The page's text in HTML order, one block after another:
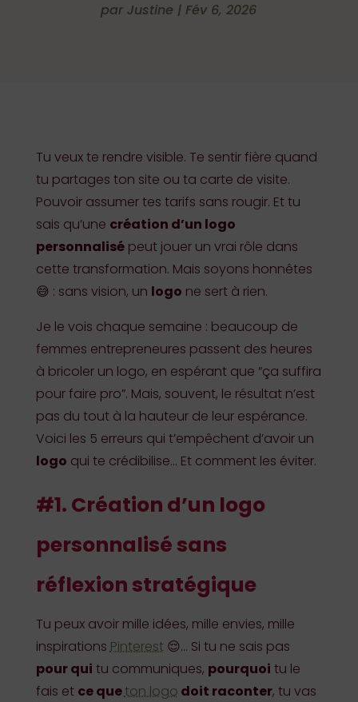
parJustine |Fév 6, 2026
Tu veux te rendre visible. Te sentir fière quand
tu partages ton site ou ta carte de visite.
Pouvoir assumer tes tarifs sans rougir. Et tu
sais qu’une création d’un logo
personnalisépeut jouer un vrai rôle dans
cette transformation. Mais soyons honnêtes
😅 : sans vision, un logo ne sert à rien.
Je le vois chaque semaine : beaucoup de
femmes entrepreneures passent des heures
à bricoler un logo, en espérant que “ça suffira
pour faire pro”. Mais, souvent, le résultat n’est
pas du tout à la hauteur de leur espérance.
Voici les 5 erreurs qui t’empêchent d’avoir un
logo qui te crédibilise… Et comment les éviter.
#1. Création d’un logo
personnalisé sans
réflexion stratégique
Tu peux avoir mille idées, mille envies, mille
inspirationsPinterest 😌… Si tu ne sais pas
pour qui tu communiques, pourquoi tu le
fais et ce queton logo doit raconter, tu vas